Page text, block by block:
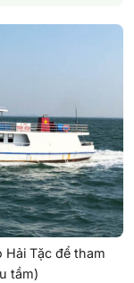
Tặc để tham
tầm)